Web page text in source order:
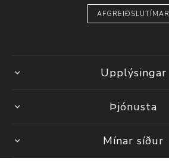
AFGREIÐSLUTÍMAR
Upplýsingar
Þjónusta
Mínar síður